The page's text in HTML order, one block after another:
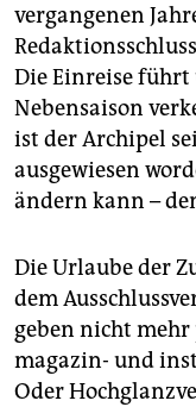
vergangenen
Die Einreise
Nebensaison
ist der Archipel
ausgewiesen
ändern kann –
Die Urlaube der
dem
geben nicht mehr
magazin- und
Oder